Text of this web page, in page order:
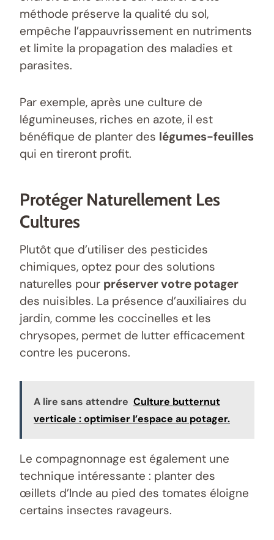
méthode préserve la qualité du sol,
empêche l’appauvrissement en nutriments
et limite la propagation des maladies et
parasites.
Par exemple, après une culture de
légumineuses, riches en azote, il est
bénéfique de planter des légumes-feuilles
qui en tireront profit.
Protéger Naturellement Les
Cultures
Plutôt que d’utiliser des pesticides
chimiques, optez pour des solutions
naturelles pour préserver votre potager
des nuisibles. La présence d’auxiliaires du
jardin, comme les coccinelles et les
chrysopes, permet de lutter efficacement
contre les pucerons.
A lire sans attendre Culture butternut
verticale : optimiser l’espace au potager.
Le compagnonnage est également une
technique intéressante : planter des
œillets d’Inde au pied des tomates éloigne
certains insectes ravageurs.